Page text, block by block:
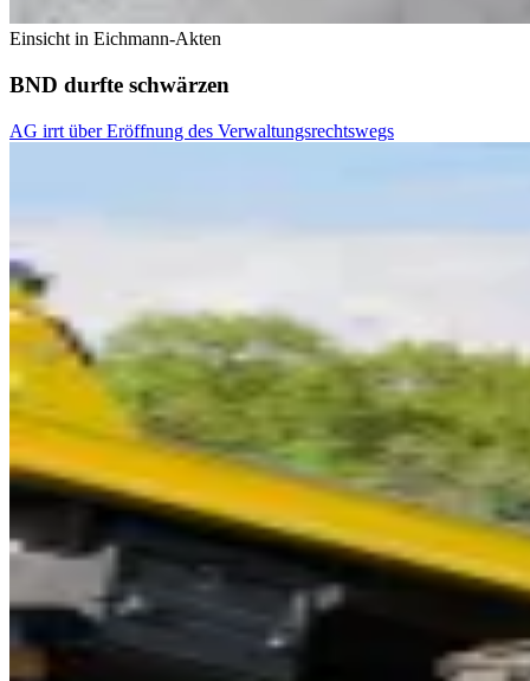
Einsicht in Eichmann-Akten
BND durfte schwärzen
AG irrt über Eröffnung des Verwaltungsrechtswegs